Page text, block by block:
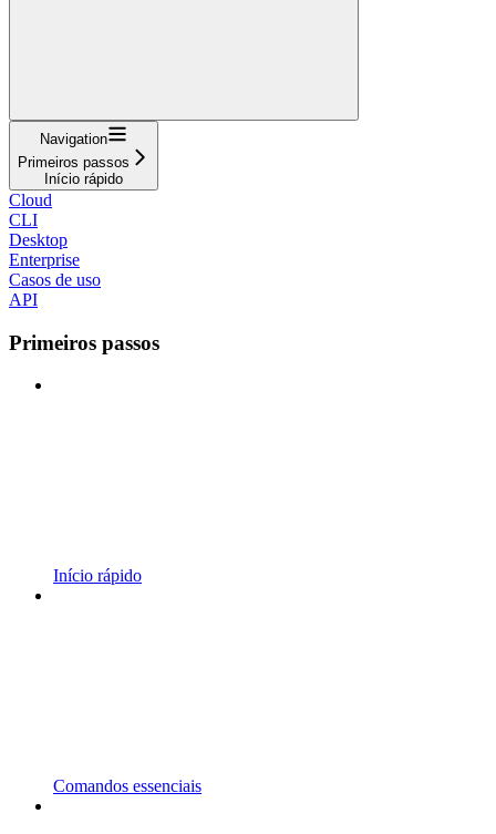
Navigation
Primeiros passos
Início rápido
Cloud
CLI
Desktop
Enterprise
Casos de uso
API
Primeiros passos
Início rápido
Comandos essenciais